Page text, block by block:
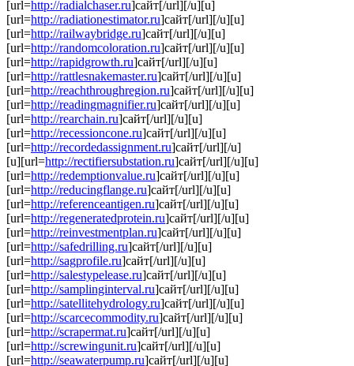
[url=http://radialchaser.ru]сайт[/url][/u][u]
[url=http://radiationestimator.ru]сайт[/url][/u][u]
[url=http://railwaybridge.ru]сайт[/url][/u][u]
[url=http://randomcoloration.ru]сайт[/url][/u][u]
[url=http://rapidgrowth.ru]сайт[/url][/u][u]
[url=http://rattlesnakemaster.ru]сайт[/url][/u][u]
[url=http://reachthroughregion.ru]сайт[/url][/u][u]
[url=http://readingmagnifier.ru]сайт[/url][/u][u]
[url=http://rearchain.ru]сайт[/url][/u][u]
[url=http://recessioncone.ru]сайт[/url][/u][u]
[url=http://recordedassignment.ru]сайт[/url][/u]
[u][url=http://rectifiersubstation.ru]сайт[/url][/u][u]
[url=http://redemptionvalue.ru]сайт[/url][/u][u]
[url=http://reducingflange.ru]сайт[/url][/u][u]
[url=http://referenceantigen.ru]сайт[/url][/u][u]
[url=http://regeneratedprotein.ru]сайт[/url][/u][u]
[url=http://reinvestmentplan.ru]сайт[/url][/u][u]
[url=http://safedrilling.ru]сайт[/url][/u][u]
[url=http://sagprofile.ru]сайт[/url][/u][u]
[url=http://salestypelease.ru]сайт[/url][/u][u]
[url=http://samplinginterval.ru]сайт[/url][/u][u]
[url=http://satellitehydrology.ru]сайт[/url][/u][u]
[url=http://scarcecommodity.ru]сайт[/url][/u][u]
[url=http://scrapermat.ru]сайт[/url][/u][u]
[url=http://screwingunit.ru]сайт[/url][/u][u]
[url=http://seawaterpump.ru]сайт[/url][/u][u]